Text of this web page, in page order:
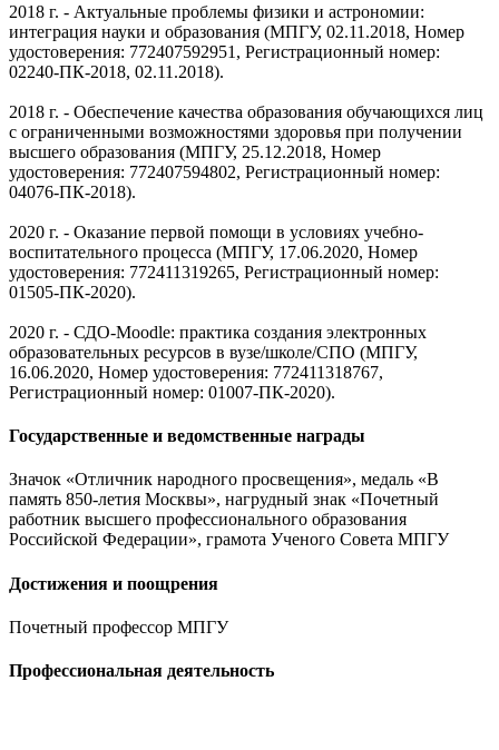
2018 г. - Актуальные проблемы физики и астрономии:
интеграция науки и образования (МПГУ, 02.11.2018, Номер
удостоверения: 772407592951, Регистрационный номер:
02240-ПК-2018, 02.11.2018).
2018 г. - Обеспечение качества образования обучающихся лиц
с ограниченными возможностями здоровья при получении
высшего образования (МПГУ, 25.12.2018, Номер
удостоверения: 772407594802, Регистрационный номер:
04076-ПК-2018).
2020 г. - Оказание первой помощи в условиях учебно-
воспитательного процесса (МПГУ, 17.06.2020, Номер
удостоверения: 772411319265, Регистрационный номер:
01505-ПК-2020).
2020 г. - СДО-Moodle: практика создания электронных
образовательных ресурсов в вузе/школе/СПО (МПГУ,
16.06.2020, Номер удостоверения: 772411318767,
Регистрационный номер: 01007-ПК-2020).
Государственные и ведомственные награды
Значок «Отличник народного просвещения», медаль «В
память 850-летия Москвы», нагрудный знак «Почетный
работник высшего профессионального образования
Российской Федерации», грамота Ученого Совета МПГУ
Достижения и поощрения
Почетный профессор МПГУ
Профессиональная деятельность